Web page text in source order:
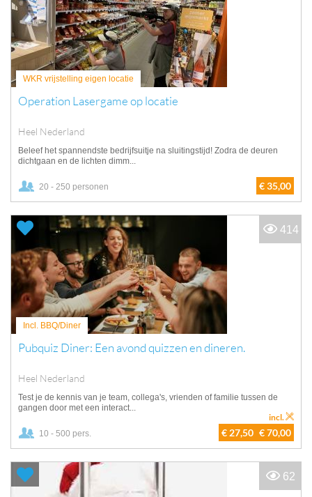
WKR vrijstelling eigen locatie
Operation Lasergame op locatie
Heel Nederland
Beleef het spannendste bedrijfsuitje na sluitingstijd! Zodra de deuren
dichtgaan en de lichten dimm...
20 - 250 personen € 35,00
Incl. BBQ/Diner
Pubquiz Diner: Een avond quizzen en dineren.
Heel Nederland
Test je de kennis van je team, collega's, vrienden of familie tussen de
gangen door met een interact...
10 - 500 pers. € 27,50 € 70,00
incl.
414
62